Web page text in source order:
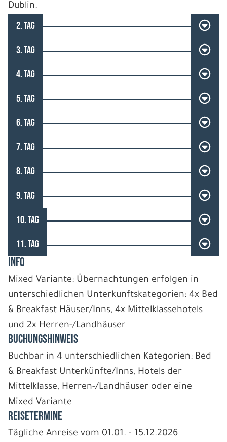
Dublin.
2. TAG
3. TAG
4. TAG
5. TAG
6. TAG
7. TAG
8. TAG
9. TAG
10. TAG
11. TAG
INFO
Mixed Variante: Übernachtungen erfolgen in
unterschiedlichen Unterkunftskategorien: 4x Bed
& Breakfast Häuser/Inns, 4x Mittelklassehotels
und 2x Herren-/Landhäuser
BUCHUNGSHINWEIS
Buchbar in 4 unterschiedlichen Kategorien: Bed
& Breakfast Unterkünfte/Inns, Hotels der
Mittelklasse, Herren-/Landhäuser oder eine
Mixed Variante
REISETERMINE
Tägliche Anreise vom 01.01. - 15.12.2026